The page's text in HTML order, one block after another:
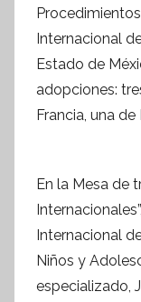
Internacional
Estado de
adopciones:
Francia, una
En la Mesa de
Internacional
Niños y
especializado,